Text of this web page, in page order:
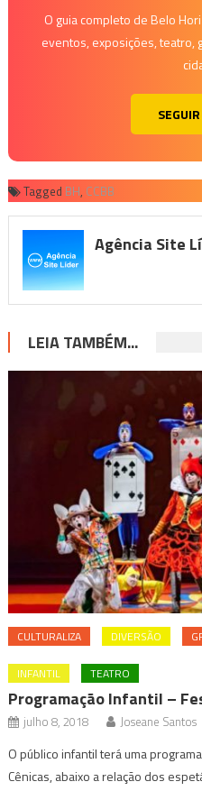
O guia completo de Belo
eventos, exposições, teatro,
Tagged BH, CCBB
Agência Site
LEIA TAMBÉM...
CULTURALIZA DIVERSÃO
INFANTIL TEATRO
Programação Infantil –
julho 8, 2018 Joseane Santos
O público infantil terá uma
Cênicas, abaixo a relação dos